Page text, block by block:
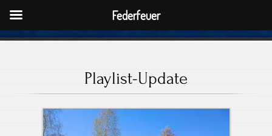
Playlist-Update
Federfeuer